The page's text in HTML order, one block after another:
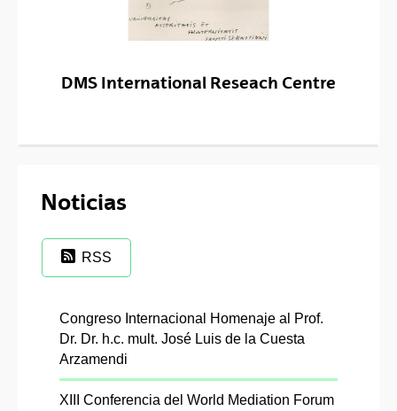
DMS International Reseach Centre
Noticias
RSS
Congreso Internacional Homenaje al Prof.
Dr. Dr. h.c. mult. José Luis de la Cuesta
Arzamendi
XIII Conferencia del World Mediation Forum